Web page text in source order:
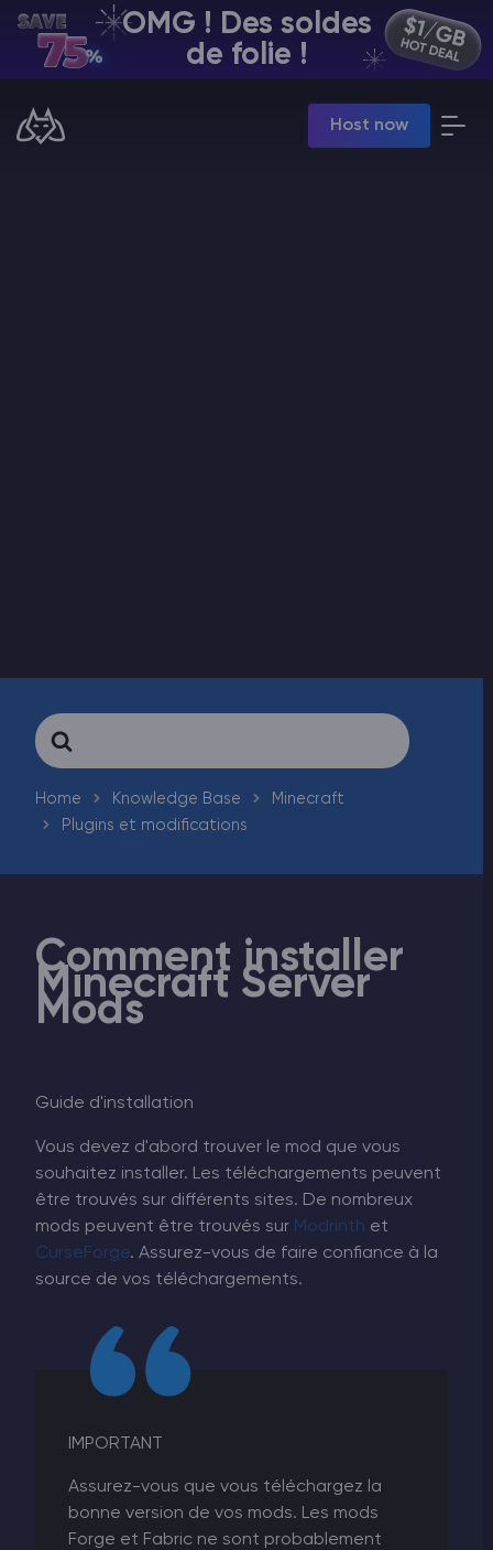
OMG ! Des soldes
de folie !
Host now
FR | USD
Manage your servers & payments
Search
For
Home Knowledge Base
Minecraft
Plugins et modifications
Comment installer
Minecraft Server
Mods
Guide d'installation
Vous devez d'abord trouver le mod que vous
souhaitez installer. Les téléchargements peuvent
être trouvés sur différents sites. De nombreux
mods peuvent être trouvés sur Modrinth et
CurseForge. Assurez-vous de faire confiance à la
source de vos téléchargements.
IMPORTANT
Assurez-vous que vous téléchargez la
bonne version de vos mods. Les mods
Forge et Fabric ne sont probablement